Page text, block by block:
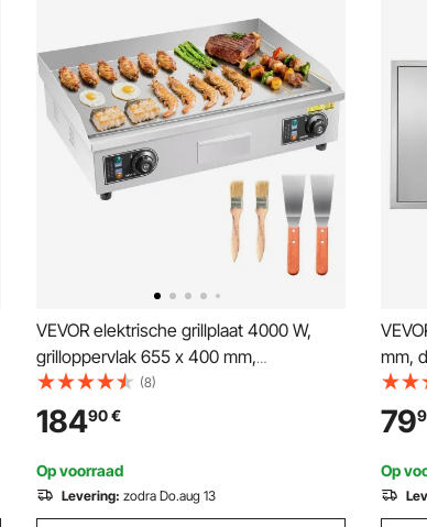
VEVOR elektrische grillplaat 4000 W,
grilloppervlak 655 x 400 mm,
temperatuurbereik 50-300 °C,
roestvrijstalen gastrogrillplaat
(behuizing), tafelmodel grillplaat met 2
spatels, 2 borstels en 4 voetjes voor
steaks en barbecue. Stekker niet
inbegrepen.
(8)
18490€
Op voorraad
Levering: zodra Do.aug 13
mm,
79
Op